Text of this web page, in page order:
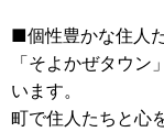
■個性豊かな住人
「そよかぜタウ
います。
町で住人たちと心